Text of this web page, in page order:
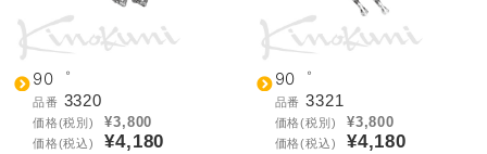
90゜
品番 3320
価格(税別) ¥3,800
価格(税込) ¥4,180
90゜
品番 3321
価格(税別) ¥3,800
価格(税込) ¥4,180